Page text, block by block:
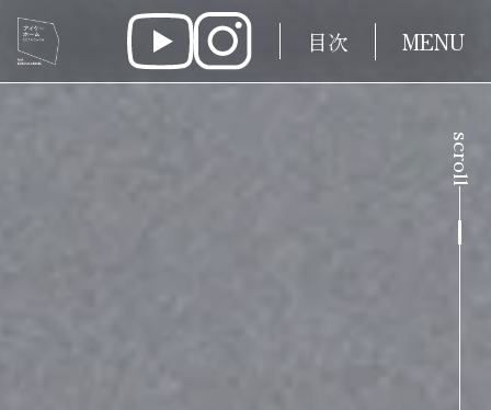
目次 MENU
scroll